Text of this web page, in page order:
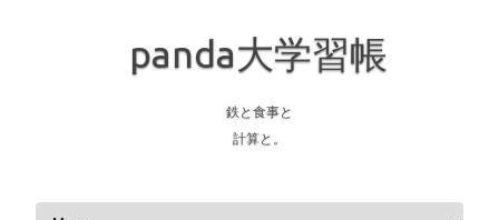
panda大学習帳
鉄と食事と
計算と。
Skip to content